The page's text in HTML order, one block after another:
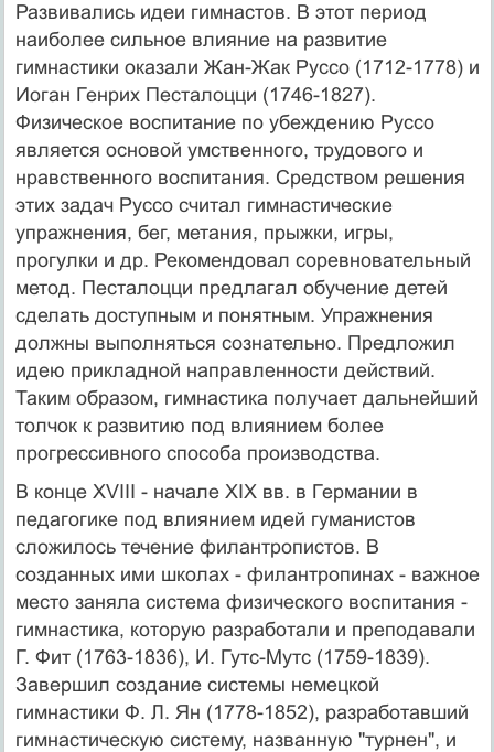
Развивались идеи гимнастов. В этот период
наиболее сильное влияние на развитие
гимнастики оказали Жан-Жак Руссо (1712-1778) и
Иоган Генрих Песталоцци (1746-1827).
Физическое воспитание по убеждению Руссо
является основой умственного, трудового и
нравственного воспитания. Средством решения
этих задач Руссо считал гимнастические
упражнения, бег, метания, прыжки, игры,
прогулки и др. Рекомендовал соревновательный
метод. Песталоцци предлагал обучение детей
сделать доступным и понятным. Упражнения
должны выполняться сознательно. Предложил
идею прикладной направленности действий.
Таким образом, гимнастика получает дальнейший
толчок к развитию под влиянием более
прогрессивного способа производства.
В конце XVIII - начале XIX вв. в Германии в
педагогике под влиянием идей гуманистов
сложилось течение филантропистов. В
созданных ими школах - филантропинах - важное
место заняла система физического воспитания -
гимнастика, которую разработали и преподавали
Г. Фит (1763-1836), И. Гутс-Мутс (1759-1839).
Завершил создание системы немецкой
гимнастики Ф. Л. Ян (1778-1852), разработавший
гимнастическую систему, названную "турнен", и